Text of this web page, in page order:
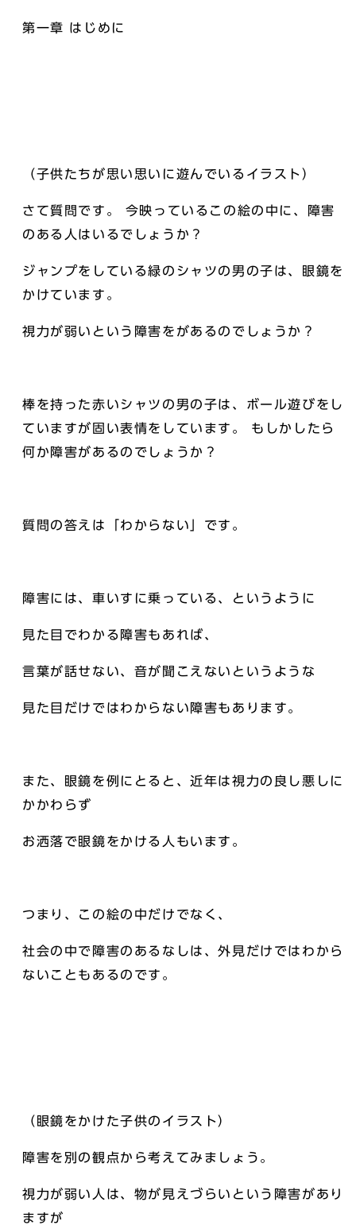
第一章 はじめに
（子供たちが思い思いに遊んでいるイラスト）
さて質問です。 今映っているこの絵の中に、障害
のある人はいるでしょうか？
ジャンプをしている緑のシャツの男の子は、眼鏡を
かけています。
視力が弱いという障害をがあるのでしょうか？
棒を持った赤いシャツの男の子は、ボール遊びをし
ていますが固い表情をしています。 もしかしたら
何か障害があるのでしょうか？
質問の答えは「わからない」です。
障害には、車いすに乗っている、というように
見た目でわかる障害もあれば、
言葉が話せない、音が聞こえないというような
見た目だけではわからない障害もあります。
また、眼鏡を例にとると、近年は視力の良し悪しに
かかわらず
お洒落で眼鏡をかける人もいます。
つまり、この絵の中だけでなく、
社会の中で障害のあるなしは、外見だけではわから
ないこともあるのです。
（眼鏡をかけた子供のイラスト）
障害を別の観点から考えてみましょう。
視力が弱い人は、物が見えづらいという障害があり
ますが